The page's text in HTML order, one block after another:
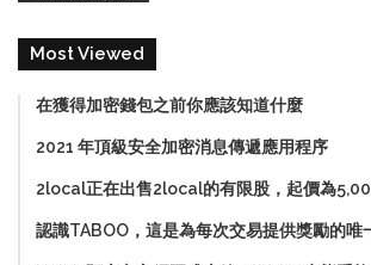
Most Viewed
在獲得加密錢包之前你應該知道什麼
2021 年頂級安全加密消息傳遞應用程序
2local正在出售2local的有限股，起價為
認識TABOO，這是為每次交易提供獎勵的唯